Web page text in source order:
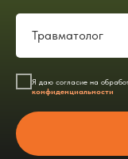
Я даю согласие на
конфиденциальности